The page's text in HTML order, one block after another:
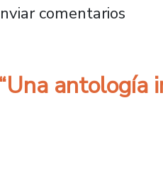
así será el
comentarios
antología